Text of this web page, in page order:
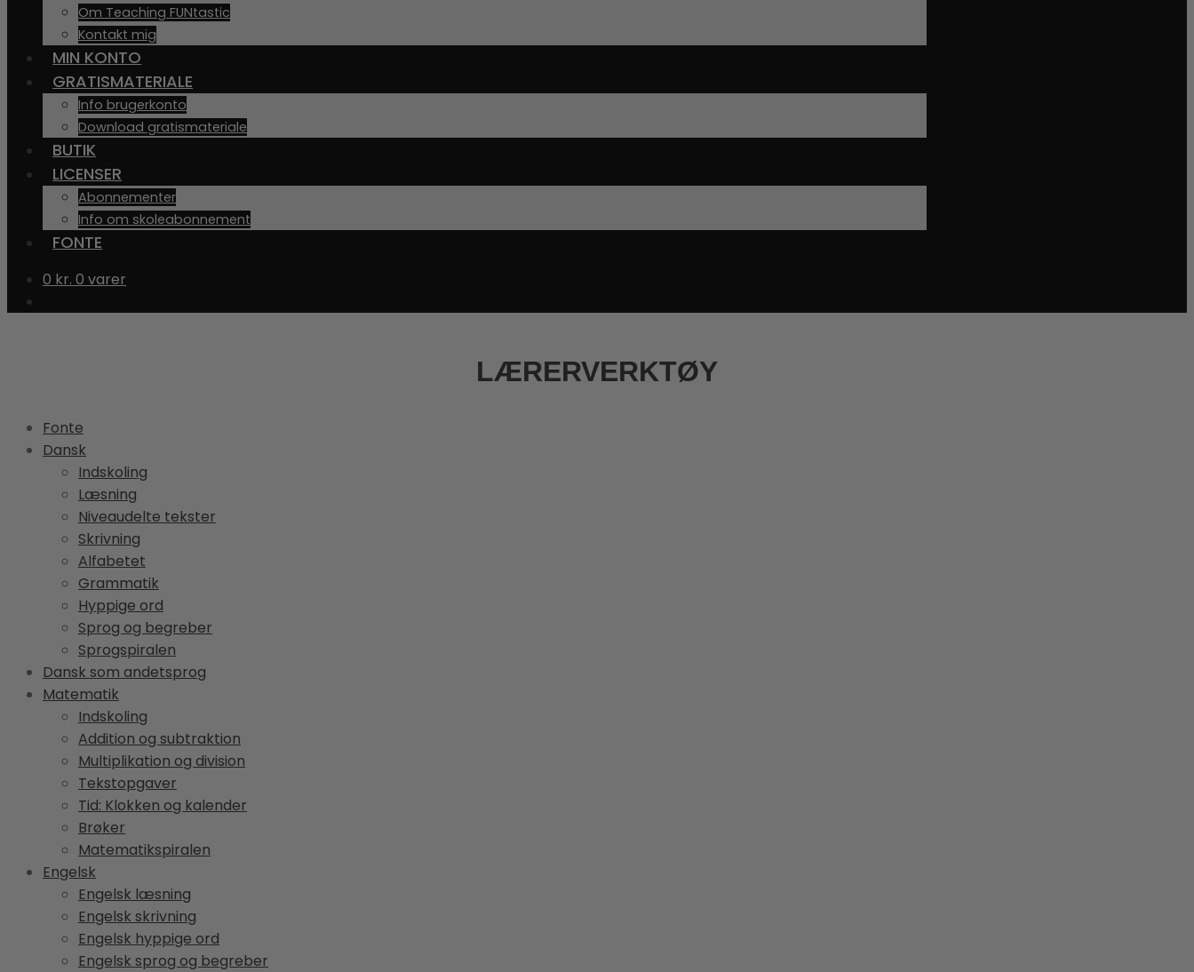
Om Teaching FUNtastic
Kontakt mig
MIN KONTO
GRATISMATERIALE
Info brugerkonto
Download gratismateriale
BUTIK
LICENSER
Abonnementer
Info om skoleabonnement
FONTE
0 kr. 0 varer
LÆRERVERKTØY
Fonte
Dansk
Indskoling
Læsning
Niveaudelte tekster
Skrivning
Alfabetet
Grammatik
Hyppige ord
Sprog og begreber
Sprogspiralen
Dansk som andetsprog
Matematik
Indskoling
Addition og subtraktion
Multiplikation og division
Tekstopgaver
Tid: Klokken og kalender
Brøker
Matematikspiralen
Engelsk
Engelsk læsning
Engelsk skrivning
Engelsk hyppige ord
Engelsk sprog og begreber